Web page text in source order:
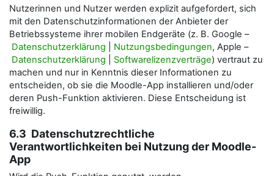
Nutzerinnen und Nutzer werden explizit aufgefordert, sich
mit den Datenschutzinformationen der Anbieter der
Betriebssysteme ihrer mobilen Endgeräte (z. B. Google –
Datenschutzerklärung
Nutzungsbedingungen, Apple –
Datenschutzerklärung
Softwarelizenzverträge) vertraut zu
machen und nur in Kenntnis dieser Informationen zu
entscheiden, ob sie die Moodle-App installieren und/oder
deren Push-Funktion aktivieren. Diese Entscheidung ist
freiwillig.
6.3 Datenschutzrechtliche
Verantwortlichkeiten bei Nutzung der Moodle-
App